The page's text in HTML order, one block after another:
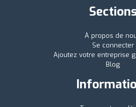
À propos de
Se connecter
Ajoutez votre entreprise
Blog